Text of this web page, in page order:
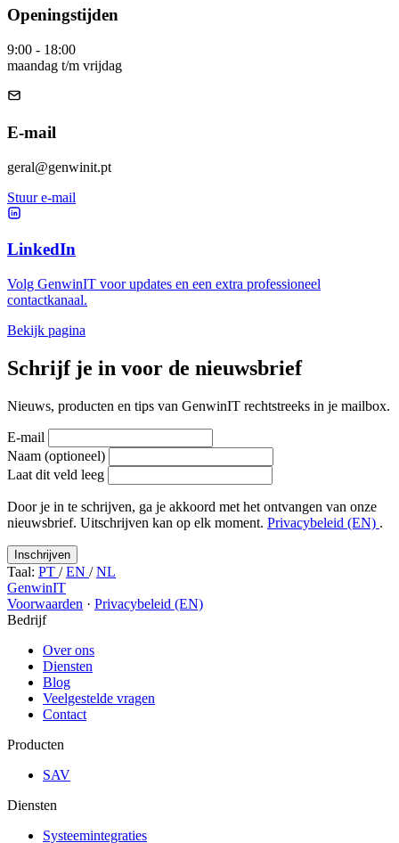
Openingstijden
9:00 - 18:00
maandag t/m vrijdag
E-mail
geral@genwinit.pt
Stuur e-mail
LinkedIn
Volg GenwinIT voor updates en een extra professioneel
contactkanaal.
Bekijk pagina
Schrijf je in voor de nieuwsbrief
Nieuws, producten en tips van GenwinIT rechtstreeks in je mailbox.
E-mail
Naam (optioneel)
Laat dit veld leeg
Door je in te schrijven, ga je akkoord met het ontvangen van onze
nieuwsbrief. Uitschrijven kan op elk moment. Privacybeleid (EN) .
Inschrijven
Taal: PT / EN / NL
GenwinIT
Voorwaarden · Privacybeleid (EN)
Bedrijf
Over ons
Diensten
Blog
Veelgestelde vragen
Contact
Producten
SAV
Diensten
Systeemintegraties